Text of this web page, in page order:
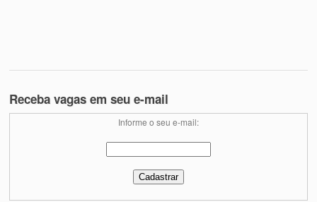
Receba vagas em seu e-mail
Informe o seu e-mail: